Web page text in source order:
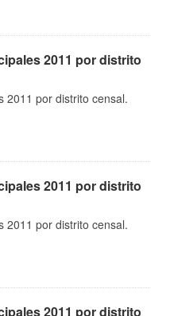
2011 por distrito
2011 por distrito censal.
2011 por distrito
2011 por distrito censal.
2011 por distrito